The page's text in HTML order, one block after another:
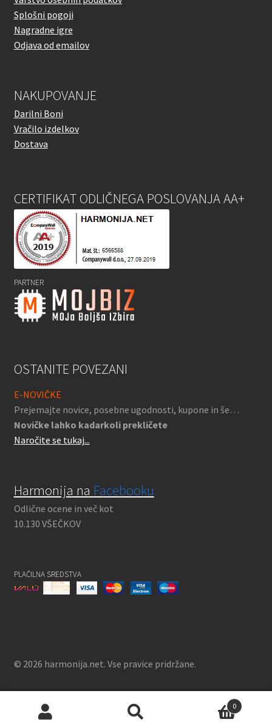
Splošni pogoji
Nagradne igre
Odjava od emailov
NAKUPOVANJE
Darilni Boni
Vračilo izdelkov
Dostava
CERTIFIKAT ODLIČNEGA POSLOVANJA AA+
PARTNER
OSTANITE POVEZANI
E-NOVIČKE
Prejemajte novice, posebne ugodnosti, kupone in še…
Novičke lahko kadarkoli prekličete
Naročite se tukaj...
Harmonija na Facebooku
Odlične ocene in več kot
10.130 VŠEČKOV
PLAČILNA SREDSTVA
© 2026 harmonija.net. Vse pravice pridržane.
0